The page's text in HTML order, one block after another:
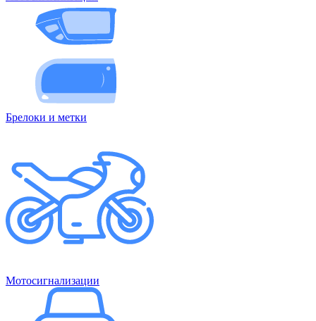
Брелоки и метки
Мотосигнализации